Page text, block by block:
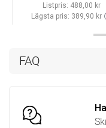
FAQ
Listpris: 488,00 kr
Lägsta pris: 389,90 kr